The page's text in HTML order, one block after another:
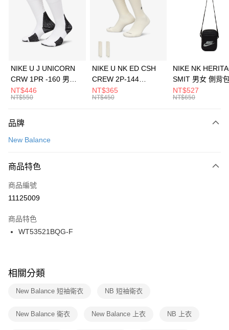
3 期 0 利率 每期 21家銀行
合作金庫商業銀行
第一商業銀行
華南商業銀行
彰化商業銀行
上海商業儲蓄銀行
元大商業銀行
台灣樂天信用卡公司
Apple Pay
全盈+PAY
AFTEE先享後付
【關於「AFTEE先享後付」】
便利好安心！
３．安心：先確認商品／服務後，再付款。
【「AFTEE先享後付」結帳流程】
１．於結帳方式選擇「AFTEE先享後付」後，將跳轉至「AFTEE先享後付」
２．訂單成立數日內，您將收到繳費通知簡訊。
３．收到繳費通知簡訊後14天內，點擊此簡訊中的連結，可透過四大超商／
ATM／網路銀行／等多元方式進行付款，方視為交易完成。
※ 交易是否成功請以「AFTEE先享後付 」之結帳頁面顯示為準，若有關於
是否繳費成功／繳費後需取消欲退款等相關疑問，請聯繫「AFTEE先享後付
客戶支援中心」 https://netprotections.freshdesk.com/support/home
１．透過由恩沛科技股份有限公司提供之「AFTEE先享後付」服務完成之交
運送方式
每筆NT$100，滿NT$1,500(含以上)免運費
宅配
每筆NT$100，滿NT$1,500(含以上)免運費
付款後門市自取
每筆NT$100，滿NT$1,500(含以上)免運費
NIKE U J UNICORN
CRW 1PR -160 男女
中統襪 FZ3393100
NT$446
NT$550
NIKE U NK ED CSH
CREW 2P-144
EMBRDY 男女 短統襪
FZ3073133
NT$365
NT$450
NIKE NK
SMIT 男女 側背
BA5871010
NT$527
NT$650
品牌
New Balance
商品特色
商品編號
11125009
商品特色
WT53521BQG-F
相關分類
New Balance 短袖衛衣 NB 短袖衛衣
New Balance 衛衣 New Balance 上衣 NB 上衣